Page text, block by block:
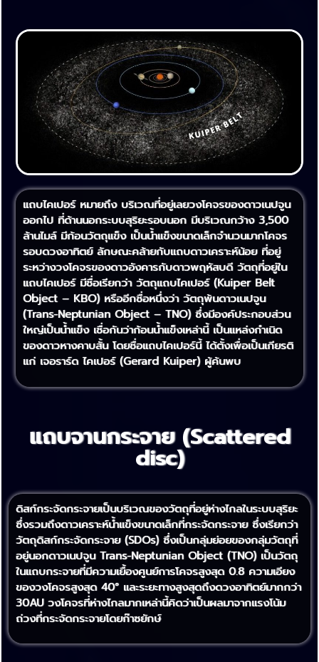
แถบไคเปอร์ หมายถึง บริเวณที่อยู่เลยวงโคจรของดาวเนปจูน
ออกไป ที่ด้านนอกระบบสุริยะรอบนอก มีบริเวณกว้าง 3,500
ล้านไมล์ มีก้อนวัตถุแข็ง เป็นน้ำแข็งขนาดเล็กจำนวนมากโคจร
รอบดวงอาทิตย์ ลักษณะคล้ายกับแถบดาวเคราะห์น้อย ที่อยู่
ระหว่างวงโคจรของดาวอังคารกับดาวพฤหัสบดี วัตถุที่อยู่ใน
แถบไคเปอร์ มีชื่อเรียกว่า วัตถุแถบไคเปอร์ (Kuiper Belt
Object – KBO) หรืออีกชื่อหนึ่งว่า วัตถุพ้นดาวเนปจูน
(Trans-Neptunian Object – TNO) ซึ่งมีองค์ประกอบส่วน
ใหญ่เป็นน้ำแข็ง เชื่อกันว่าก้อนน้ำแข็งเหล่านี้ เป็นแหล่งกำเนิด
ของดาวหางคาบสั้น โดยชื่อแถบไคเปอร์นี้ ได้ตั้งเพื่อเป็นเกียรติ
แก่ เจอราร์ด ไคเปอร์ (Gerard Kuiper) ผู้ค้นพบ
แถบจานกระจาย (Scattered
disc)
ดิสก์กระจัดกระจายเป็นบริเวณของวัตถุที่อยู่ห่างไกลในระบบสุริยะ
ซึ่งรวมถึงดาวเคราะห์น้ำแข็งขนาดเล็กที่กระจัดกระจาย ซึ่งเรียกว่า
วัตถุดิสก์กระจัดกระจาย (SDOs) ซึ่งเป็นกลุ่มย่อยของกลุ่มวัตถุที่
อยู่นอกดาวเนปจูน Trans-Neptunian Object (TNO) เป็นวัตถุ
ในแถบกระจายที่มีความเยื้องศูนย์การโคจรสูงสุด 0.8 ความเอียง
ของวงโคจรสูงสุด 40° และระยะทางสูงสุดถึงดวงอาทิตย์มากกว่า
30AU วงโคจรที่ห่างไกลมากเหล่านี้คิดว่าเป็นผลมาจากแรงโน้ม
ถ่วงที่กระจัดกระจายโดยก๊าซยักษ์